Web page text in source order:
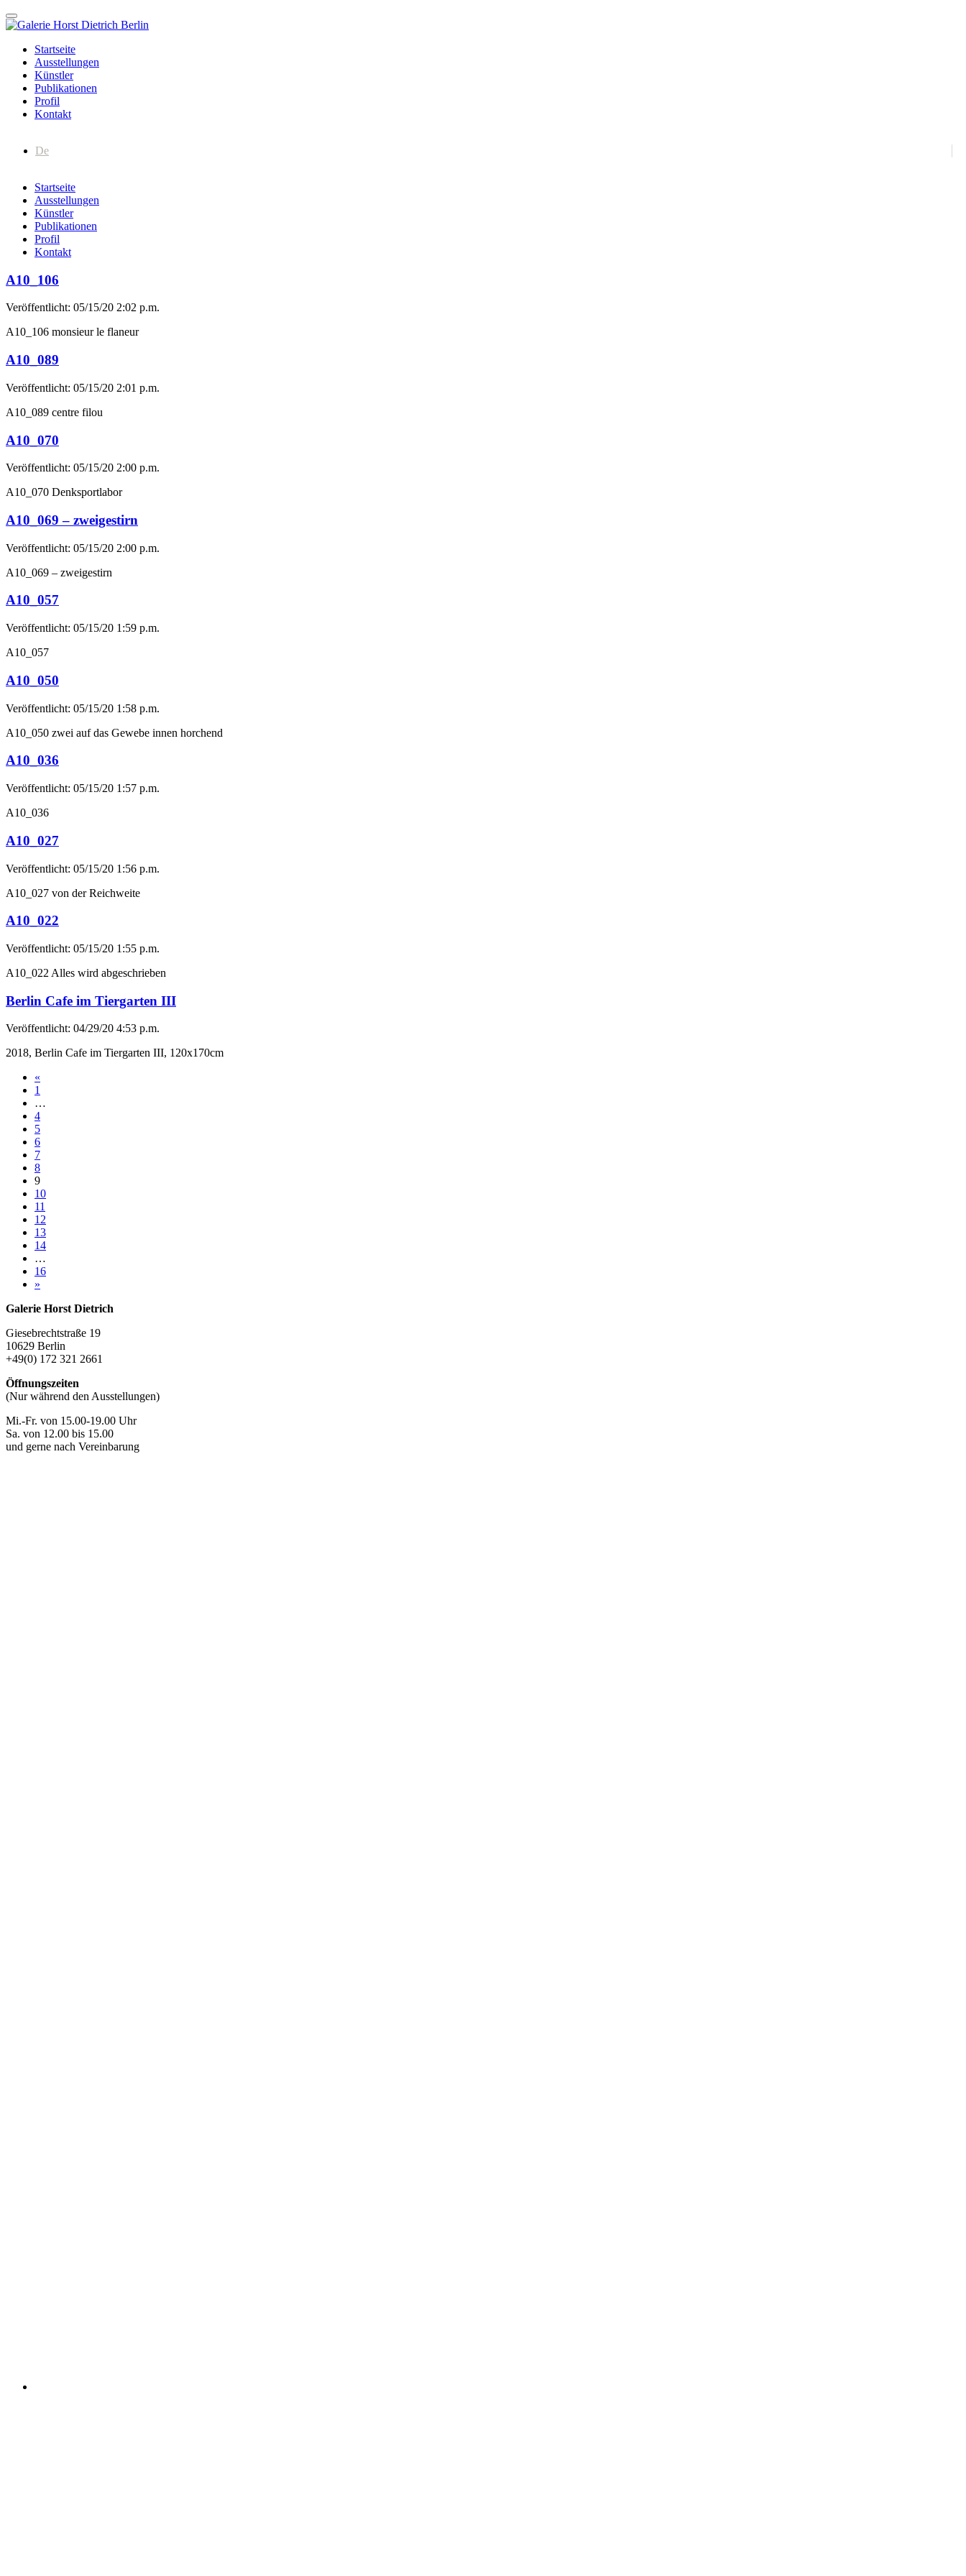
Startseite
Ausstellungen
Künstler
Publikationen
Profil
Kontakt
De
Startseite
Ausstellungen
Künstler
Publikationen
Profil
Kontakt
A10_106
Veröffentlicht: 05/15/20 2:02 p.m.
A10_106 monsieur le flaneur
A10_089
Veröffentlicht: 05/15/20 2:01 p.m.
A10_089 centre filou
A10_070
Veröffentlicht: 05/15/20 2:00 p.m.
A10_070 Denksportlabor
A10_069 – zweigestirn
Veröffentlicht: 05/15/20 2:00 p.m.
A10_069 – zweigestirn
A10_057
Veröffentlicht: 05/15/20 1:59 p.m.
A10_057
A10_050
Veröffentlicht: 05/15/20 1:58 p.m.
A10_050 zwei auf das Gewebe innen horchend
A10_036
Veröffentlicht: 05/15/20 1:57 p.m.
A10_036
A10_027
Veröffentlicht: 05/15/20 1:56 p.m.
A10_027 von der Reichweite
A10_022
Veröffentlicht: 05/15/20 1:55 p.m.
A10_022 Alles wird abgeschrieben
Berlin Cafe im Tiergarten III
Veröffentlicht: 04/29/20 4:53 p.m.
2018, Berlin Cafe im Tiergarten III, 120x170cm
«
1
…
4
5
6
7
8
9
10
11
12
13
14
…
16
»
Galerie Horst Dietrich
Giesebrechtstraße 19
10629 Berlin
+49(0) 172 321 2661
Öffnungszeiten
(Nur während den Ausstellungen)
Mi.-Fr. von 15.00-19.00 Uhr
Sa. von 12.00 bis 15.00
und gerne nach Vereinbarung